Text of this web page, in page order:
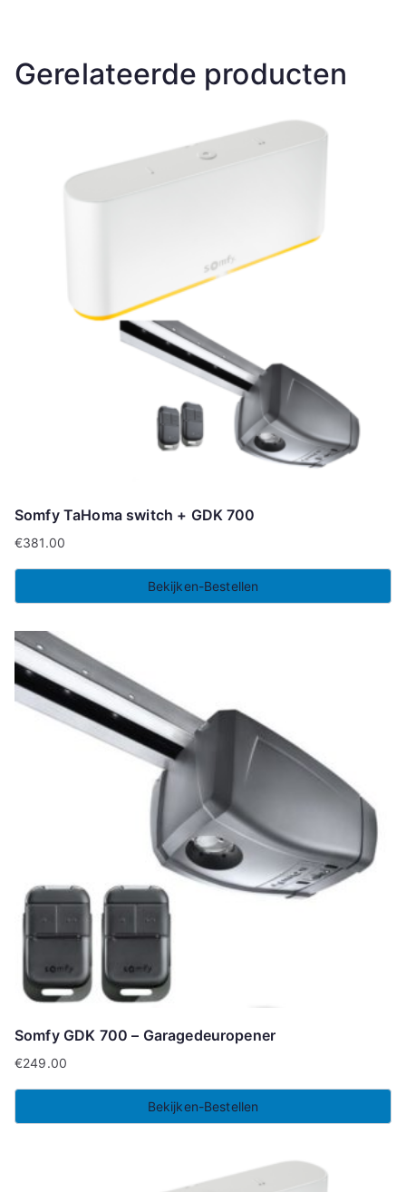
Gerelateerde producten
Somfy TaHoma switch + GDK 700
€381.00
Bekijken-Bestellen
Somfy GDK 700 – Garagedeuropener
€249.00
Bekijken-Bestellen